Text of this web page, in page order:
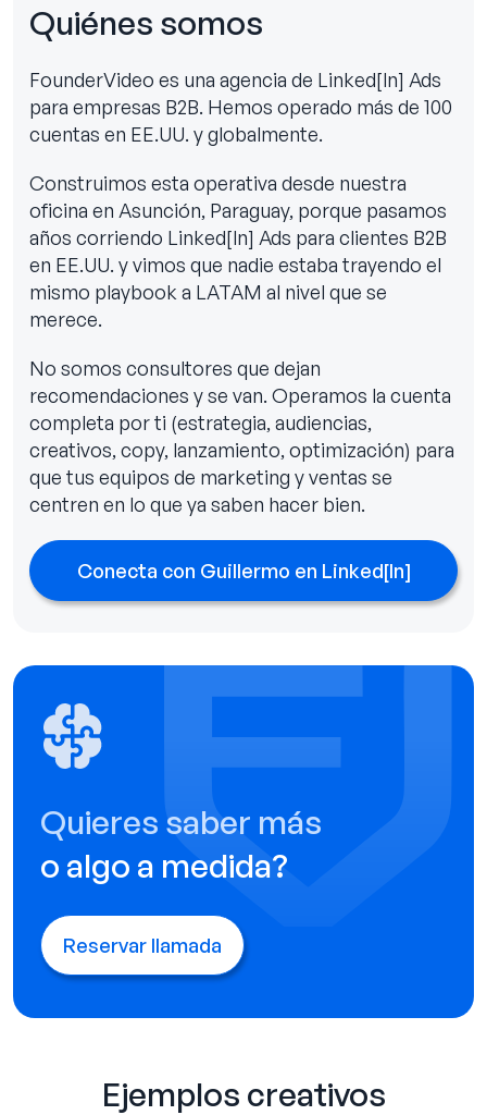
Quiénes somos
FounderVideo es una agencia de Linked[ln] Ads
para empresas B2B. Hemos operado más de 100
cuentas en EE.UU. y globalmente.
Construimos esta operativa desde nuestra
oficina en Asunción, Paraguay, porque pasamos
años corriendo Linked[ln] Ads para clientes B2B
en EE.UU. y vimos que nadie estaba trayendo el
mismo playbook a LATAM al nivel que se
merece.
No somos consultores que dejan
recomendaciones y se van. Operamos la cuenta
completa por ti (estrategia, audiencias,
creativos, copy, lanzamiento, optimización) para
que tus equipos de marketing y ventas se
centren en lo que ya saben hacer bien.
Conecta con Guillermo en Linked[ln]
Quieres saber más
o algo a medida?
Reservar llamada
Ejemplos creativos